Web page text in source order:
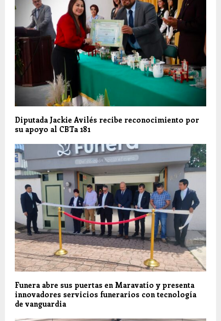
Diputada Jackie Avilés recibe reconocimiento por
su apoyo al CBTa 181
Funera abre sus puertas en Maravatío y presenta
innovadores servicios funerarios con tecnología
de vanguardia